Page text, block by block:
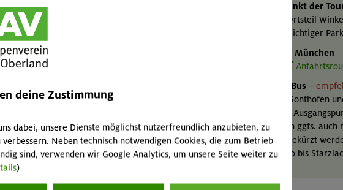
Allgäuer Voralpen
Talort
Sonthofen, 743 m
Karte
Ausgangspunkt der
Sonthofen, Ortsteil
(gebührenpflichtiger
Mit Auto ab München
Mit Bahn & Bus –
bis Sonthofen
50 Min. zum
Fußweg kann ggfs. auch
Busfahrt abgekürzt
mit
Bus 20 bis
deine Zustimmung
dabei, unsere Dienste möglichst nutzerfreundlich anzubieten, zu
verbessern. Neben technisch notwendigen Cookies, die zum Betrieb
sind, verwenden wir Google Analytics, um unsere Seite weiter zu
)